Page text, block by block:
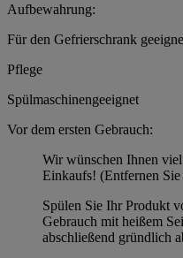
Aufbewahrung:
Für den Gefrierschrank
Pflege
Spülmaschinengeeignet
Vor dem ersten Gebrauch:
Wir wünschen Ihnen
Einkaufs! (Entfernen
Spülen Sie Ihr Produkt
Gebrauch mit heißem
abschließend gründlich